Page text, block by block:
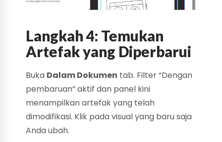
Langkah 4: Temukan
Artefak yang Diperbarui
Buka Dalam Dokumen tab. Filter “Dengan
pembaruan” aktif dan panel kini
menampilkan artefak yang telah
dimodifikasi. Klik pada visual yang baru saja
Anda ubah.